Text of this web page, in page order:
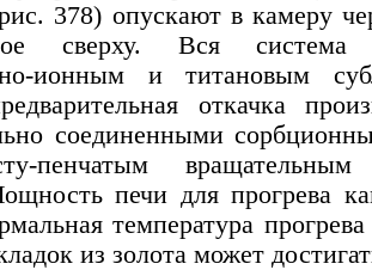
378) опускают в камеру
сверху. Вся система
ионным и титановым
откачка
соединенными
пенчатым
печи для прогрева
температура
из золота может